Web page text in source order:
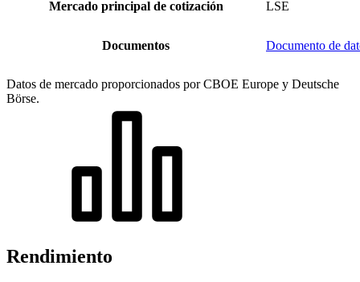
Mercado principal de cotización LSE
Documentos Documento de
Datos de mercado proporcionados por CBOE Europe y Deutsche
Börse.
Rendimiento